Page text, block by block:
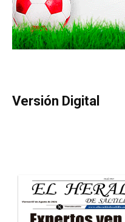
Versión Digital